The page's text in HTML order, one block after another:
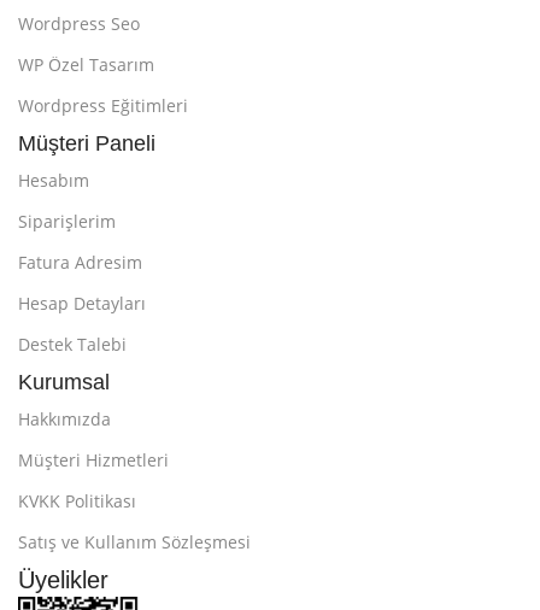
Wordpress Seo
WP Özel Tasarım
Wordpress Eğitimleri
Müşteri Paneli
Hesabım
Siparişlerim
Fatura Adresim
Hesap Detayları
Destek Talebi
Kurumsal
Hakkımızda
Müşteri Hizmetleri
KVKK Politikası
Satış ve Kullanım Sözleşmesi
Üyelikler